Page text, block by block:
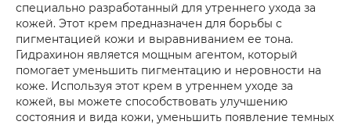
специально разработанный для утреннего ухода за
кожей. Этот крем предназначен для борьбы с
пигментацией кожи и выравниванием ее тона.
Гидрахинон является мощным агентом, который
помогает уменьшить пигментацию и неровности на
коже. Используя этот крем в утреннем уходе за
кожей, вы можете способствовать улучшению
состояния и вида кожи, уменьшить появление темных